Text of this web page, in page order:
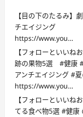
【目の下のたるみ】
チエイジング
https://www.you…
【フォローといいね
跡の果物5選 #健康
アンチエイジング #
https://www.you…
【フォローといいね
てる食べ物5選 #健